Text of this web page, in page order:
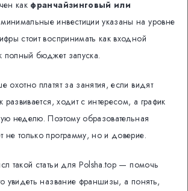
как франчайзинговый или
инвестиции указаны на уровне
стоит воспринимать как входной
полный бюджет запуска.
охотно платят за занятия, если видят
развивается, ходит с интересом, а график
неделю. Поэтому образовательная
не только программу, но и доверие.
такой статьи для Polsha.top — помочь
увидеть название франшизы, а понять,